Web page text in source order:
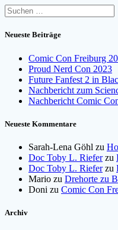
Suchen
nach:
Neueste Beiträge
Comic Con Freiburg
Proud Nerd Con 2023
Future Fanfest 2 in
Nachbericht zum
Nachbericht Comic
Neueste Kommentare
Sarah-Lena Göhl zu
Doc Toby L. Rieferzu
Doc Toby L. Rieferzu
Mario zu Drehorte zu
Doni zu Comic Con
Archiv